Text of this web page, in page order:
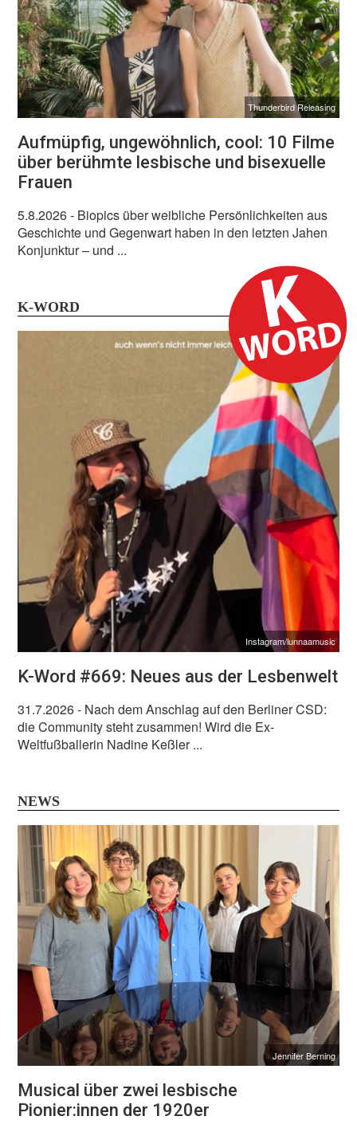
Thunderbird Releasing
Aufmüpfig, ungewöhnlich, cool: 10 Filme
über berühmte lesbische und bisexuelle
Frauen
5.8.2026- Biopics über weibliche Persönlichkeiten aus
Geschichte und Gegenwart haben in den letzten Jahen
Konjunktur – und ...
K-WORD
Instagram/lunnaamusic
K-Word #669: Neues aus der Lesbenwelt
31.7.2026- Nach dem Anschlag auf den Berliner CSD:
die Community steht zusammen! Wird die Ex-
Weltfußballerin Nadine Keßler ...
NEWS
Jennifer Berning
Musical über zwei lesbische
Pionier:innen der 1920er